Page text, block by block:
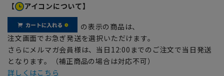
【 アイコンについて】
の表示の商品は、
注文画面でお急ぎ発送を選択いただけます。
さらにメルマガ会員様は、当日12:00までのご注文で当日発送
となります。（補正商品の場合は対応不可）
詳しくはこちら